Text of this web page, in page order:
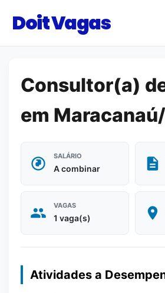
Doit Vagas
Consultor(a)
em
SALÁRIO
A combinar
VAGAS
1 vaga(s)
Atividades a